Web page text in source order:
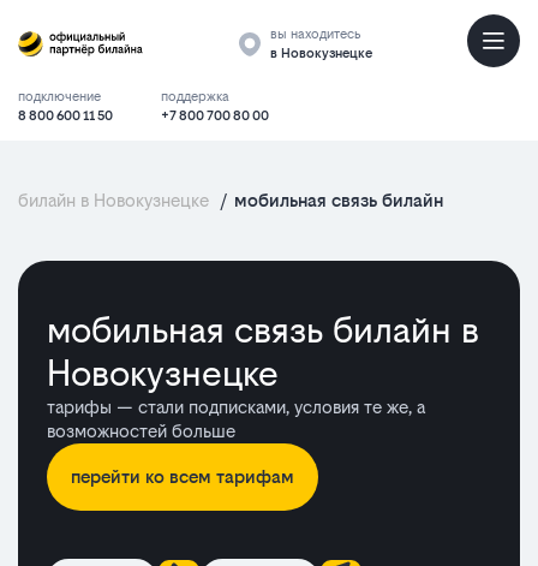
вы находитесь
в Новокузнецке
подключение
8 800 600 11 50
поддержка
+7 800 700 80 00
билайн в Новокузнецке / мобильная связь билайн
мобильная связь билайн в
Новокузнецке
тарифы — стали подписками, условия те же, а
возможностей больше
перейти ко всем тарифам